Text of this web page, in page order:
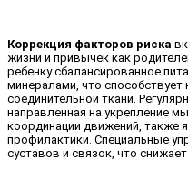
Коррекция факторов риска
жизни и привычек как
ребенку сбалансированное
минералами, что
соединительной ткани.
направленная на укрепление
координации движений, также
профилактики. Специальные
суставов и связок, что